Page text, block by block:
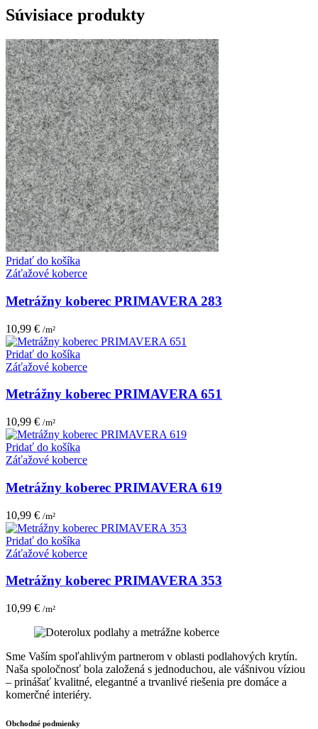
Súvisiace produkty
Pridať do košíka
Záťažové koberce
Metrážny koberec PRIMAVERA 283
10,99 € /m²
Pridať do košíka
Záťažové koberce
Metrážny koberec PRIMAVERA 651
10,99 € /m²
Pridať do košíka
Záťažové koberce
Metrážny koberec PRIMAVERA 619
10,99 € /m²
Pridať do košíka
Záťažové koberce
Metrážny koberec PRIMAVERA 353
10,99 € /m²
Sme Vaším spoľahlivým partnerom v oblasti podlahových krytín.
Naša spoločnosť bola založená s jednoduchou, ale vášnivou víziou
– prinášať kvalitné, elegantné a trvanlivé riešenia pre domáce a
komerčné interiéry.
Obchodné podmienky